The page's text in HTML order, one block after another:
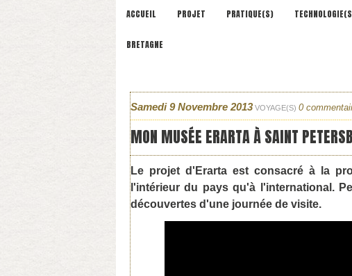
ACCUEIL PROJET PRATIQUE(S)
BRETAGNE
Samedi 9 Novembre 2013 VOYAGE(S) 0
MON MUSÉE ERARTA À SAINT
Le projet d'Erarta est consacré à la
l'intérieur du pays qu'à l'international.
découvertes d'une journée de visite.